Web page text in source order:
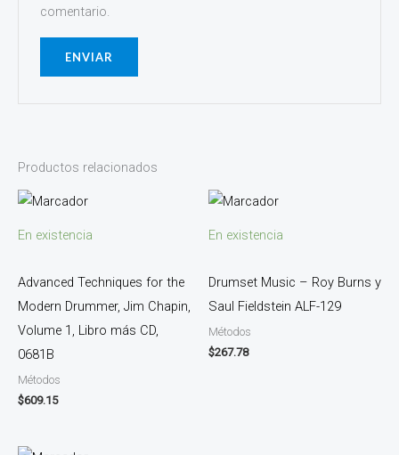
comentario.
Productos relacionados
En existencia
Advanced Techniques for the
Modern Drummer, Jim Chapin,
Volume 1, Libro más CD,
0681B
Métodos
$609.15
En existencia
Drumset Music – Roy Burns y
Saul Fieldstein ALF-129
Métodos
$267.78